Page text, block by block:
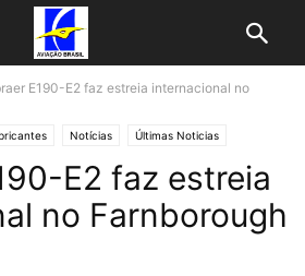
E190-E2 faz estreia internacional no
Notícias Últimas Noticias
E2 faz estreia
no Farnborough